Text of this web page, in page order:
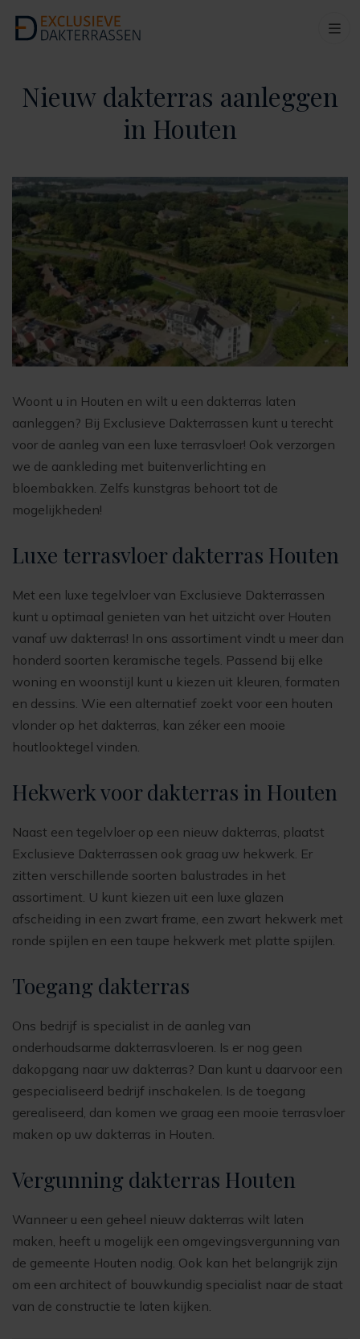
Nieuw dakterras aanleggen
in Houten
Woont u in Houten en wilt u een dakterras laten
aanleggen? Bij Exclusieve Dakterrassen kunt u terecht
voor de aanleg van een luxe terrasvloer! Ook verzorgen
we de aankleding met buitenverlichting en
bloembakken. Zelfs kunstgras behoort tot de
mogelijkheden!
Luxe terrasvloer dakterras Houten
Met een luxe tegelvloer van Exclusieve Dakterrassen
kunt u optimaal genieten van het uitzicht over Houten
vanaf uw dakterras! In ons assortiment vindt u meer dan
honderd soorten keramische tegels. Passend bij elke
woning en woonstijl kunt u kiezen uit kleuren, formaten
en dessins. Wie een alternatief zoekt voor een houten
vlonder op het dakterras, kan zéker een mooie
houtlooktegel vinden.
Hekwerk voor dakterras in Houten
Naast een tegelvloer op een nieuw dakterras, plaatst
Exclusieve Dakterrassen ook graag uw hekwerk. Er
zitten verschillende soorten balustrades in het
assortiment. U kunt kiezen uit een luxe glazen
afscheiding in een zwart frame, een zwart hekwerk met
ronde spijlen en een taupe hekwerk met platte spijlen.
Toegang dakterras
Ons bedrijf is specialist in de aanleg van
onderhoudsarme dakterrasvloeren. Is er nog geen
dakopgang naar uw dakterras? Dan kunt u daarvoor een
gespecialiseerd bedrijf inschakelen. Is de toegang
gerealiseerd, dan komen we graag een mooie terrasvloer
maken op uw dakterras in Houten.
Vergunning dakterras Houten
Wanneer u een geheel nieuw dakterras wilt laten
maken, heeft u mogelijk een omgevingsvergunning van
de gemeente Houten nodig. Ook kan het belangrijk zijn
om een architect of bouwkundig specialist naar de staat
van de constructie te laten kijken.